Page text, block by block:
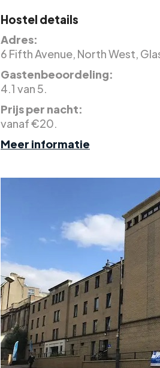
Hostel details
Adres:
6 Fifth Avenue, North West,
Gastenbeoordeling:
4.1 van 5.
Prijs per nacht:
vanaf €20.
Meer informatie